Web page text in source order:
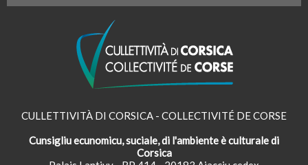
CULLETTIVITÀ DI CORSICA - COLLECTIVITÉ DE CORSE
Cunsigliu ecunomicu, suciale, di l'ambiente è culturale di
Corsica